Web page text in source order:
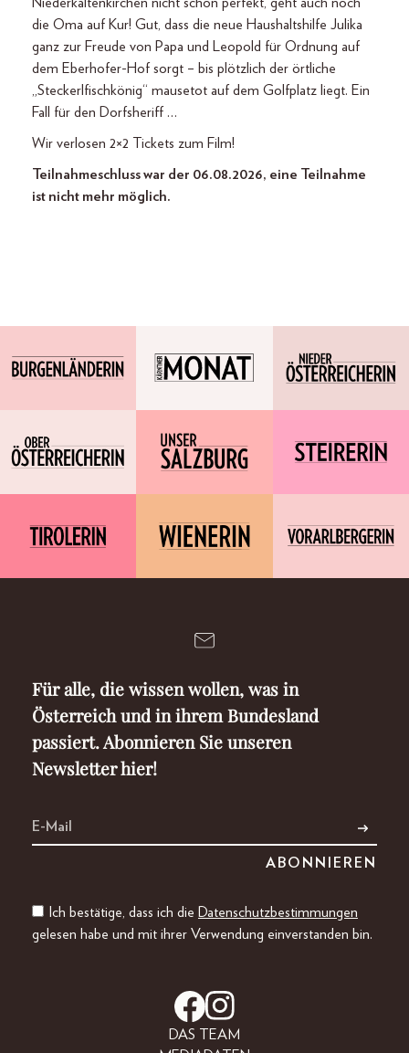
die Oma auf Kur! Gut, dass die neue Haushaltshilfe Julika
ganz zur Freude von Papa und Leopold für Ordnung auf
dem Eberhofer-Hof sorgt – bis plötzlich der örtliche
„Steckerlfischkönig“ mausetot auf dem Golfplatz liegt. Ein
Fall für den Dorfsheriff …
Wir verlosen 2×2 Tickets zum Film!
Teilnahmeschluss war der 06.08.2026, eine Teilnahme
ist nicht mehr möglich.
Für alle, die wissen wollen, was in
Österreich und in ihrem Bundesland
passiert. Abonnieren Sie unseren
Newsletter hier!
Ich bestätige, dass ich die Datenschutzbestimmungen
gelesen habe und mit ihrer Verwendung einverstanden bin.
DAS TEAM